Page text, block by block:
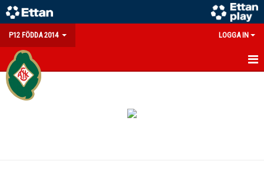
P12 FÖDDA 2014 LOGGA IN
HEM